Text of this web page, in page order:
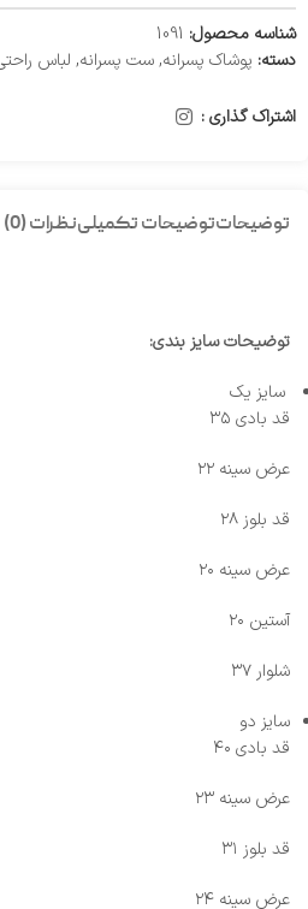
شناسه محصول: 1091
دسته: پوشاک پسرانه,ست پسرانه, لباس
اشتراک گذاری :
توضیحاتتوضیحات تکمیلینظرات (0)
توضیحات سایز بندی:
سایز یک
قد بادی ۳۵
عرض سینه ۲۲
قد بلوز ۲۸
عرض سینه ۲۰
آستین ۲۰
شلوار ۳۷
سایز دو
قد بادی ۴۰
عرض سینه ۲۳
قد بلوز ۳۱
عرض سینه ۲۴